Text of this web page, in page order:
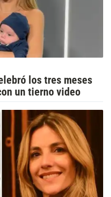
los tres meses
un tierno video